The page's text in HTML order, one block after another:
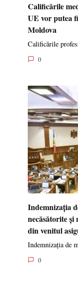
Calificările
UE vor putea
Moldova
Calificările
0
Indemnizația
necăsătorite și
din venitul
Indemnizația de
0